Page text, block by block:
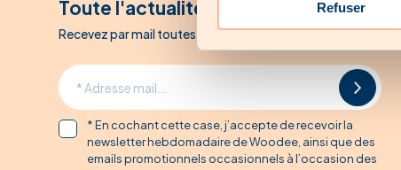
Refuser
Toute l'actualité Woodee
Recevez par mail toutes les promotions Woodee
* En cochant cette case, j’accepte de recevoir la
newsletter hebdomadaire de Woodee, ainsi que des
emails promotionnels occasionnels à l’occasion des